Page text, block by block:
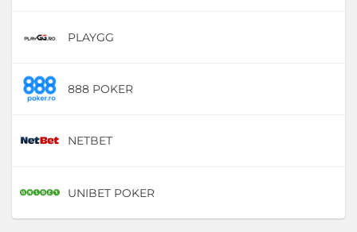
PLAYGG
888 POKER
NETBET
UNIBET POKER